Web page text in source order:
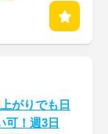
がりでも日
！週3日